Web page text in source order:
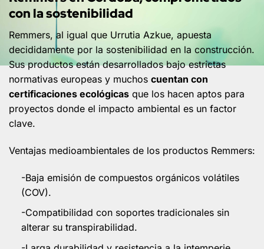
con la sostenibilidad
Remmers, al igual que Urrutia Azkue, apuesta
decididamente por la sostenibilidad en la construcción.
Sus productos están desarrollados bajo estrictas
normativas europeas y muchos cuentan con
certificaciones ecológicas que los hacen aptos para
proyectos donde el impacto ambiental es un factor
clave.
Ventajas medioambientales de los productos Remmers:
-Baja emisión de compuestos orgánicos volátiles
(COV).
-Compatibilidad con soportes tradicionales sin
alterar su transpirabilidad.